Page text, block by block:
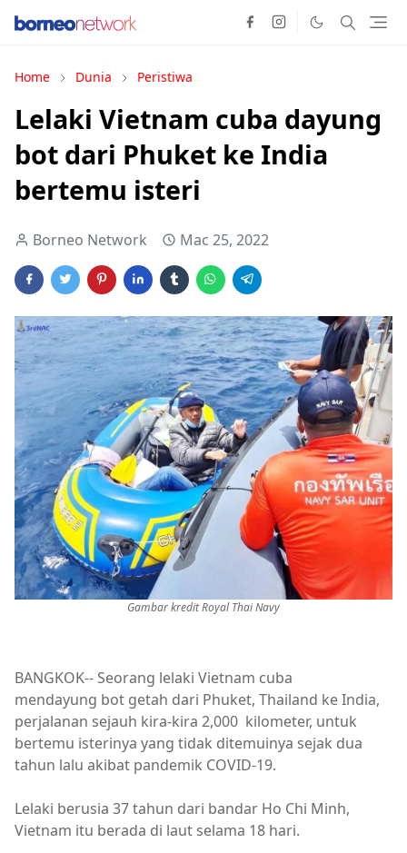
Home Dunia Peristiwa
Lelaki Vietnam cuba dayung
bot dari Phuket ke India
bertemu isteri
Borneo Network Mac 25, 2022
Gambar kredit Royal Thai Navy
BANGKOK-- Seorang lelaki Vietnam cuba
mendayung bot getah dari Phuket, Thailand ke India,
perjalanan sejauh kira-kira 2,000 kilometer, untuk
bertemu isterinya yang tidak ditemuinya sejak dua
tahun lalu akibat pandemik COVID-19.
Lelaki berusia 37 tahun dari bandar Ho Chi Minh,
Vietnam itu berada di laut selama 18 hari.